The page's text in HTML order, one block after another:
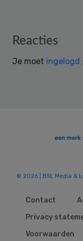
Reader
Reacties
Je moet ingelogd
© 2026 | BSL Media &
Contact
Privacy
Voorwaarden